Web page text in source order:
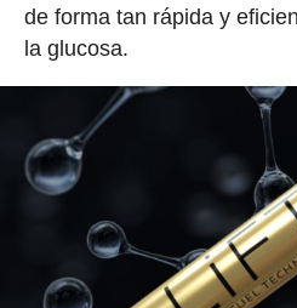
de forma tan rápida y
la glucosa.